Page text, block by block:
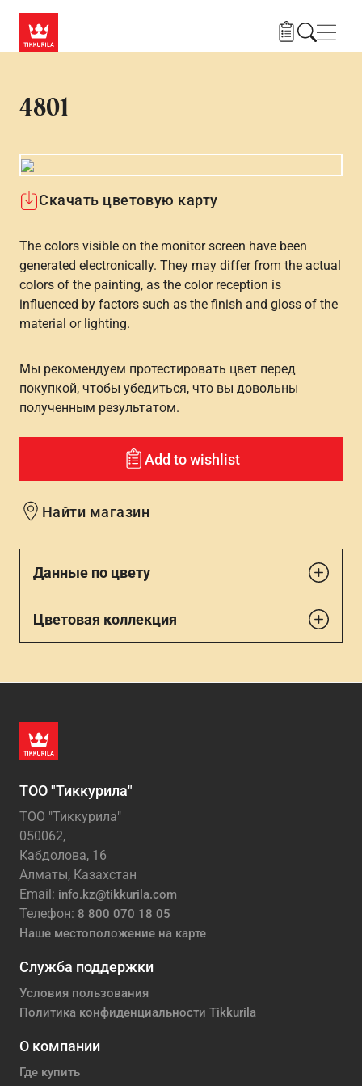
4801
Скачать цветовую карту
The colors visible on the monitor screen have been
generated electronically. They may differ from the actual
colors of the painting, as the color reception is
influenced by factors such as the finish and gloss of the
material or lighting.
Мы рекомендуем протестировать цвет перед
покупкой, чтобы убедиться, что вы довольны
полученным результатом.
Add to wishlist
Найти магазин
Данные по цвету
Цветовая коллекция
ТОО "Тиккурила"
ТОО "Тиккурила"
050062,
Кабдолова, 16
Алматы, Казахстан
Email: info.kz@tikkurila.com
Телефон: 8 800 070 18 05
Наше местоположение на карте
Служба поддержки
Условия пользования
Политика конфиденциальности Tikkurila
О компании
Где купить